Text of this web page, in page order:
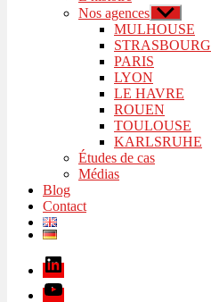
Nos agences Afficher
le
sous-
menu
MULHOUSE
STRASBOURG
PARIS
LYON
LE HAVRE
ROUEN
TOULOUSE
KARLSRUHE
Études de cas
Médias
Blog
Contact
Linkedin
Youtube